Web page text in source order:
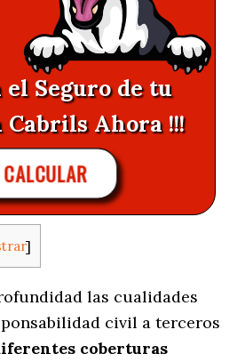
el Seguro de tu
Cabrils Ahora !!!
CALCULAR
]
las cualidades
civil a terceros
coberturas